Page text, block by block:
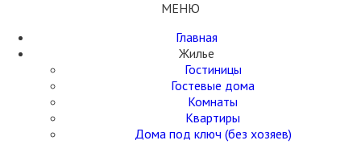
МЕНЮ
Главная
Жилье
Гостиницы
Гостевые дома
Комнаты
Квартиры
Дома под ключ (без хозяев)